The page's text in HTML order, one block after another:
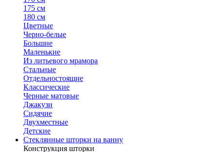
175 см
180 см
Цветные
Черно-белые
Большие
Маленькие
Из литьевого мрамора
Стальные
Отдельностоящие
Классические
Черные матовые
Джакузи
Сидячие
Двухместные
Детские
Стеклянные шторки на ванну
Конструкция шторки